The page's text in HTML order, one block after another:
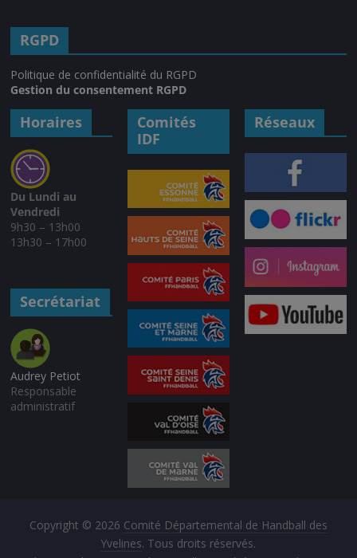
RGPD
Politique de confidentialité du RGPD
Gestion du consentement RGPD
Horaires
Du Lundi au
Vendredi
9h30 – 13h00
13h30 – 17h00
Secrétariat
Audrey Petiot
Responsable
administratif
Comités
IDF
Réseaux
Copyright © 2026 Comité Départemental de Handball des
Yvelines. Tous droits réservés.